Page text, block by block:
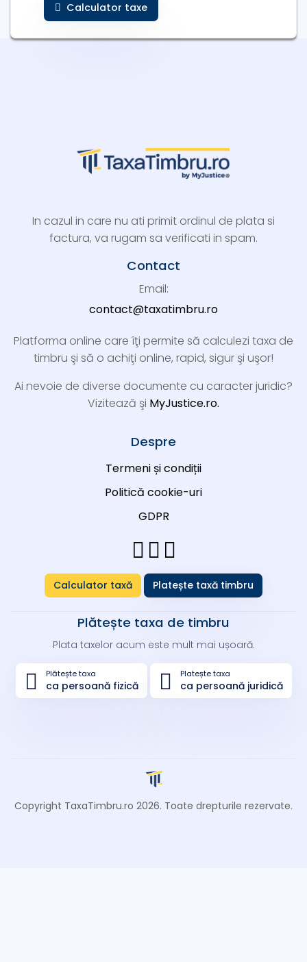
Calculator taxe
In cazul in care nu ati primit ordinul de plata si
factura, va rugam sa verificati in spam.
Contact
Email:
contact@taxatimbru.ro
Platforma online care îţi permite să calculezi taxa de
timbru şi să o achiţi online, rapid, sigur şi uşor!
Ai nevoie de diverse documente cu caracter juridic?
Vizitează şi MyJustice.ro.
Despre
Termeni și condiții
Politică cookie-uri
GDPR
Calculator taxă Platește taxă timbru
Plătește taxa de timbru
Plata taxelor acum este mult mai ușoară.
Plătește taxa
ca persoană fizică
Platește taxa
ca persoană juridică
Copyright TaxaTimbru.ro 2026. Toate drepturile rezervate.